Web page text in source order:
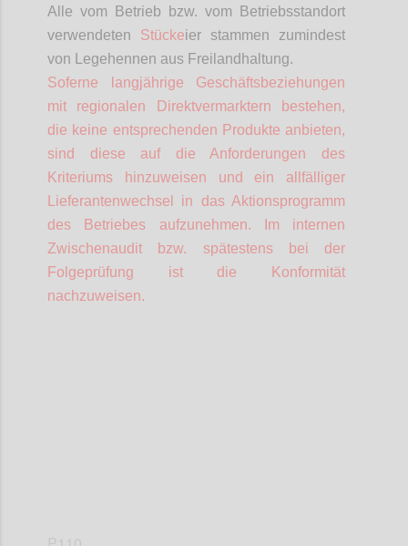
Alle vom Betrieb bzw. vom Betriebsstandort
verwendeten Stückeier stammen zumindest
von Legehennen aus Freilandhaltung.
Soferne langjährige Geschäftsbeziehungen
mit regionalen
Direktvermarktern bestehen,
die keine entsprechenden Produkte anbieten,
sind diese auf die Anforderungen des
Kriteriums hinzuweisen und ein allfälliger
Lieferantenwechsel in das Aktionsprogramm
des Betriebes aufzunehmen. Im internen
Zwischenaudit bzw. spätestens bei der
Folgeprüfung ist die Konformität
nachzuweisen.